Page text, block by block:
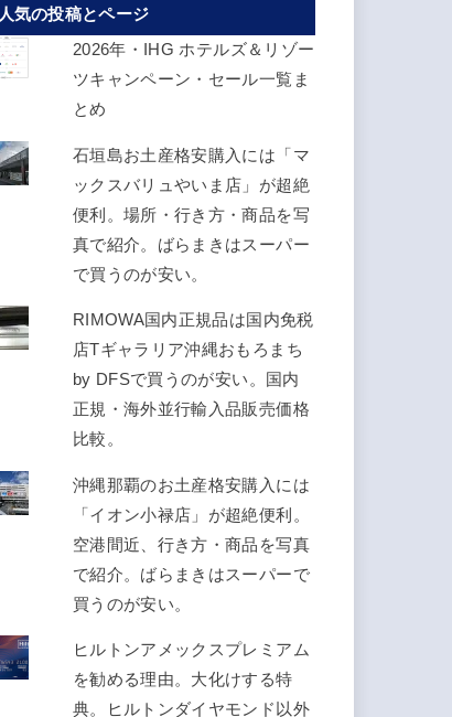
人気の投稿とページ
2026年・IHG ホテルズ＆リゾー
ツキャンペーン・セール一覧ま
とめ
石垣島お土産格安購入には「マ
ックスバリュやいま店」が超絶
便利。場所・行き方・商品を写
真で紹介。ばらまきはスーパー
で買うのが安い。
RIMOWA国内正規品は国内免税
店Tギャラリア沖縄おもろまち
by DFSで買うのが安い。国内
正規・海外並行輸入品販売価格
比較。
沖縄那覇のお土産格安購入には
「イオン小禄店」が超絶便利。
空港間近、行き方・商品を写真
で紹介。ばらまきはスーパーで
買うのが安い。
ヒルトンアメックスプレミアム
を勧める理由。大化けする特
典。ヒルトンダイヤモンド以外